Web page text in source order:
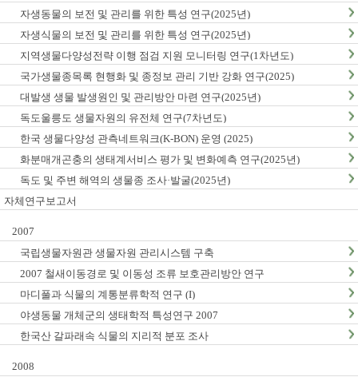
마련(1차년도)
자생동물의 보전 및 관리를 위한 특성 연구(2025년)
자생식물의 보전 및 관리를 위한 특성 연구(2025년)
지역생물다양성전략 이행 점검 지원 모니터링 연구(1차년도)
국가생물종목록 현행화 및 종정보 관리 기반 강화 연구(2025)
대발생 생물 발생원인 및 관리방안 마련 연구(2025년)
독도울릉도 생물자원의 유전체 연구(7차년도)
한국 생물다양성 관측네트워크(K-BON) 운영 (2025)
화분매개곤충의 생태계서비스 평가 및 변화예측 연구(2025년)
독도 및 주변 해역의 생물종 조사·발굴(2025년)
자체연구보고서
2007
국립생물자원관 생물자원 관리시스템 구축
2007 철새이동경로 및 이동성 조류 보호관리방안 연구
마디풀과 식물의 계통분류학적 연구 (I)
야생동물 개체군의 생태학적 특성연구 2007
한국산 갈파래속 식물의 지리적 분포 조사
2008